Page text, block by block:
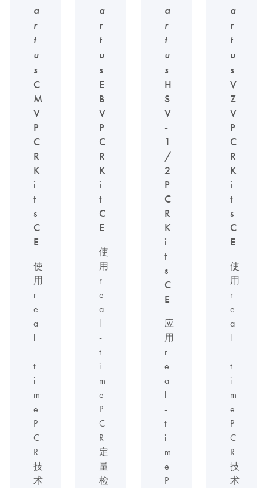
a
r
t
u
s
C
M
V
P
C
R
K
i
t
s
C
E
使
用
r
e
a
l
-
t
i
m
e
P
C
R
技
术
a
r
t
u
s
E
B
V
P
C
R
K
i
t
C
E
使
用
r
e
a
l
-
t
i
m
e
P
C
R
定
量
检
a
r
t
u
s
H
S
V
-
1
/
2
P
C
R
K
i
t
s
C
E
应
用
r
e
a
l
-
t
i
m
e
P
a
r
t
u
s
V
Z
V
P
C
R
K
i
t
s
C
E
使
用
r
e
a
l
-
t
i
m
e
P
C
R
技
术